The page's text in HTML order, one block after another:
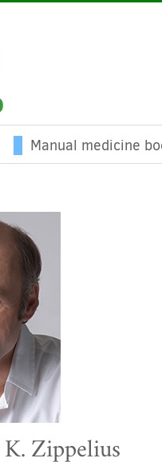
Manual medicine
Zippelius